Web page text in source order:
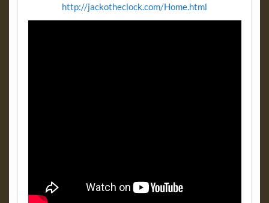
http://jackotheclock.com/Home.html